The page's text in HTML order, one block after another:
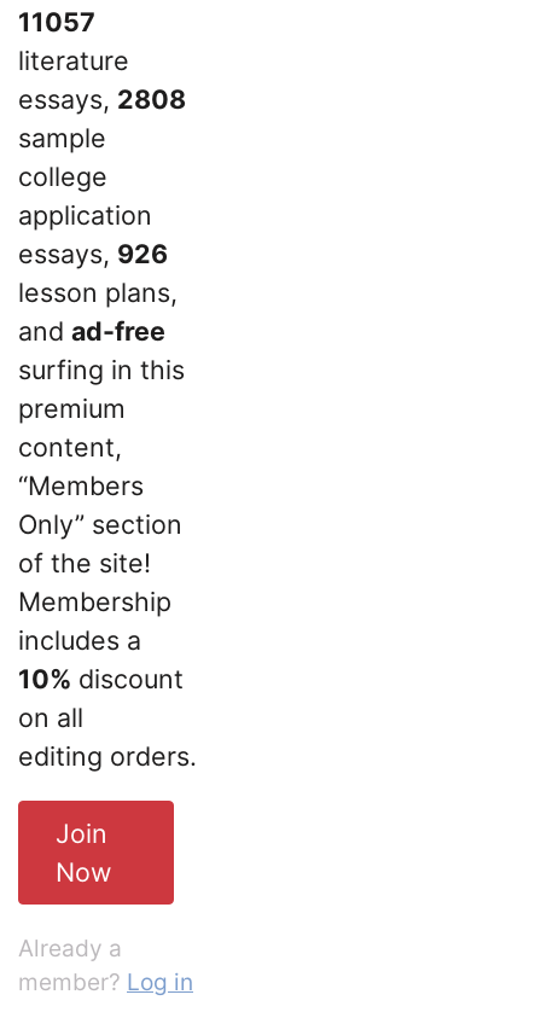
11057
literature
essays, 2808
sample
college
application
essays, 926
lesson plans,
and ad-free
surfing in this
premium
content,
“Members
Only” section
of the site!
Membership
includes a
10% discount
on all
editing orders.
Join
Now
Already a
member? Log in